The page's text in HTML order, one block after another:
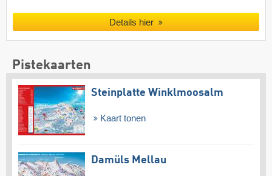
Details hier
Pistekaarten
Steinplatte Winklmoosalm
Kaart tonen
Damüls Mellau